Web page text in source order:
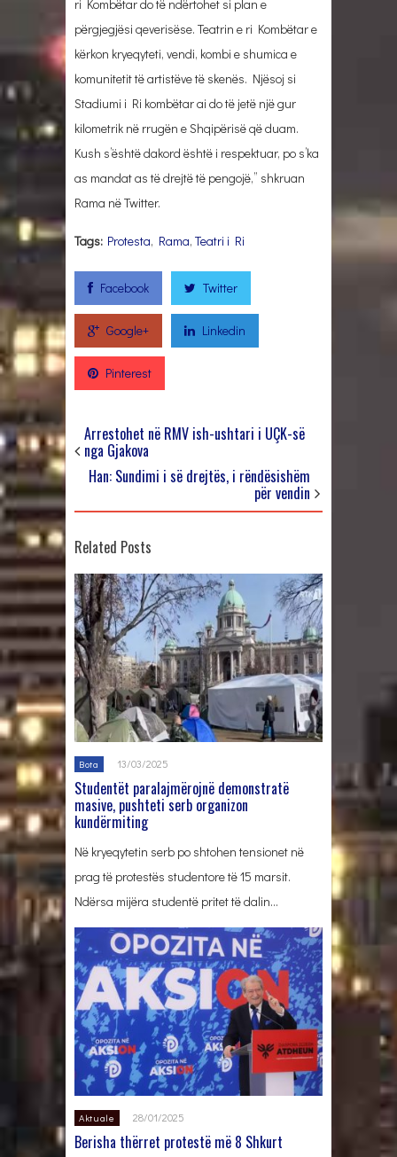
ri Kombëtar do të ndërtohet si plan e
përgjegjësi qeverisëse. Teatrin e ri Kombëtar e
kërkon kryeqyteti, vendi, kombi e shumica e
komunitetit të artistëve të skenës. Njësoj si
Stadiumi i Ri kombëtar ai do të jetë një gur
kilometrik në rrugën e Shqipërisë që duam.
Kush s’është dakord është i respektuar, po s’ka
as mandat as të drejtë të pengojë,” shkruan
Rama në Twitter.
Tags: Protesta, Rama, Teatri i Ri
Facebook Twitter
Google+ Linkedin
Pinterest
Arrestohet në RMV ish-ushtari i UÇK-së
nga Gjakova
Han: Sundimi i së drejtës, i rëndësishëm
për vendin
Related Posts
Bota 13/03/2025
Studentët paralajmërojnë demonstratë
masive, pushteti serb organizon
kundërmiting
Në kryeqytetin serb po shtohen tensionet në
prag të protestës studentore të 15 marsit.
Ndërsa mijëra studentë pritet të dalin…
Aktuale 28/01/2025
Berisha thërret protestë më 8 Shkurt